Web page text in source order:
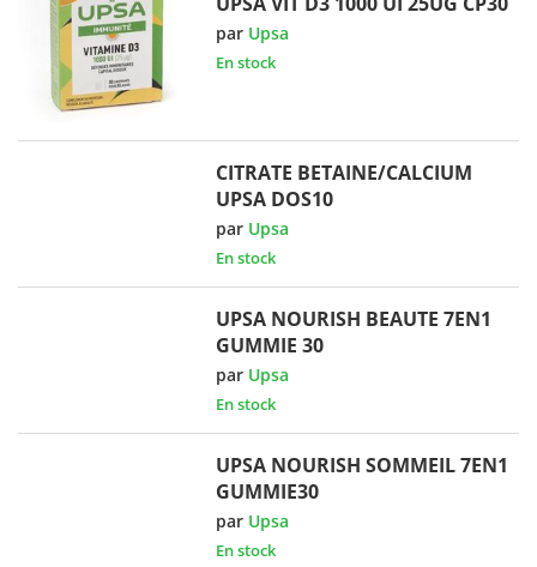
par Upsa
En stock
CITRATE BETAINE/CALCIUM
UPSA DOS10
par Upsa
En stock
UPSA NOURISH BEAUTE 7EN1
GUMMIE 30
par Upsa
En stock
UPSA NOURISH SOMMEIL 7EN1
GUMMIE30
par Upsa
En stock